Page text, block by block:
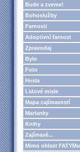
Bude a zveme!
Bohoslužby
Farnosti
Adoptivní farnost
Zpravodaj
Bylo
Foto
Hesla
Lidové misie
Mapa zajímavostí
Marianky
Knihy
Zajímavé...
Mimo oblast FATYMu